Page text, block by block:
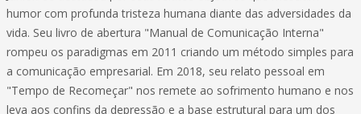
humor com profunda tristeza humana diante das adversidades da
vida. Seu livro de abertura "Manual de Comunicação Interna"
rompeu os paradigmas em 2011 criando um método simples para
a comunicação empresarial. Em 2018, seu relato pessoal em
"Tempo de Recomeçar" nos remete ao sofrimento humano e nos
leva aos confins da depressão e a base estrutural para um dos